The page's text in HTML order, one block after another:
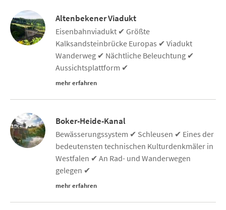
Altenbekener Viadukt
Eisenbahnviadukt ✔ Größte
Kalksandsteinbrücke Europas ✔ Viadukt
Wanderweg ✔ Nächtliche Beleuchtung ✔
Aussichtsplattform ✔
mehr erfahren
Boker-Heide-Kanal
Bewässerungssystem ✔ Schleusen ✔ Eines der
bedeutensten technischen Kulturdenkmäler in
Westfalen ✔ An Rad- und Wanderwegen
gelegen ✔
mehr erfahren